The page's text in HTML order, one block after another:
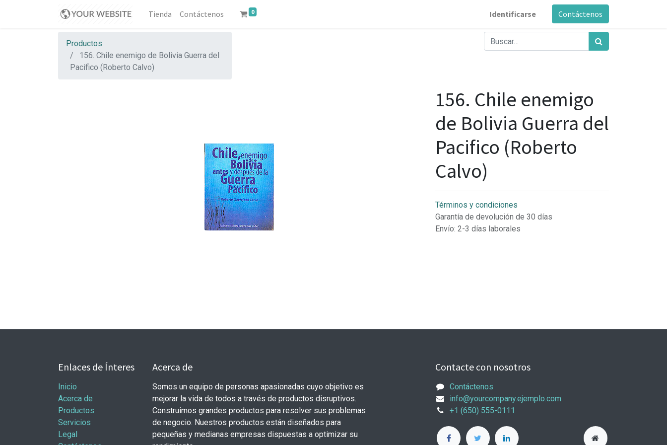
Tienda Contáctenos 0 Identificarse Contáctenos
Productos
156. Chile enemigo de Bolivia Guerra del
Pacifico (Roberto Calvo)
156. Chile enemigo
de Bolivia Guerra del
Pacifico (Roberto
Calvo)
Términos y condiciones
Garantía de devolución de 30 días
Envío: 2-3 días laborales
Enlaces de Ínteres
Inicio
Acerca de
Productos
Servicios
Legal
Acerca de
Somos un equipo de personas apasionadas cuyo objetivo es
mejorar la vida de todos a través de productos disruptivos.
Construimos grandes productos para resolver sus problemas
de negocio. Nuestros productos están diseñados para
pequeñas y medianas empresas dispuestas a optimizar su
Contacte con nosotros
Contáctenos
info@yourcompany.ejemplo.com
+1 (650) 555-0111